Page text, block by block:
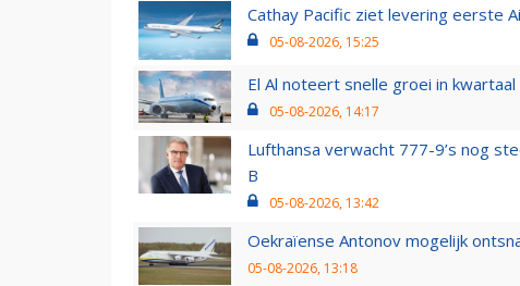
Cathay Pacific ziet levering eerste
05-08-2026, 15:25
El Al noteert snelle groei in
05-08-2026, 14:17
Lufthansa verwacht 777-9’s nog
B
05-08-2026, 13:42
Oekraïense Antonov mogelijk
05-08-2026, 13:18